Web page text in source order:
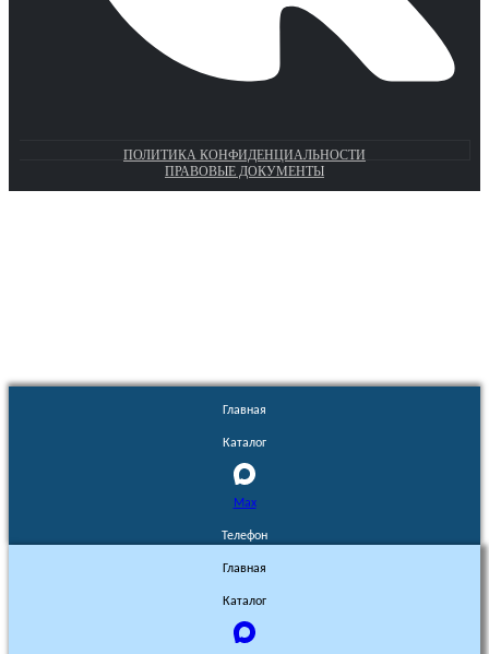
ПОЛИТИКА КОНФИДЕНЦИАЛЬНОСТИ
ПРАВОВЫЕ ДОКУМЕНТЫ
Главная
Каталог
Max
Телефон
Главная
Каталог